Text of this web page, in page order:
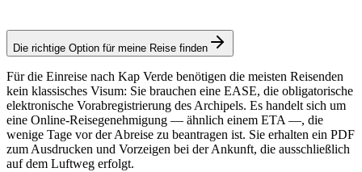
Die richtige Option für meine Reise finden
Für die Einreise nach Kap Verde benötigen die meisten Reisenden
kein klassisches Visum: Sie brauchen eine EASE, die obligatorische
elektronische Vorabregistrierung des Archipels. Es handelt sich um
eine Online-Reisegenehmigung — ähnlich einem ETA —, die
wenige Tage vor der Abreise zu beantragen ist. Sie erhalten ein PDF
zum Ausdrucken und Vorzeigen bei der Ankunft, die ausschließlich
auf dem Luftweg erfolgt.